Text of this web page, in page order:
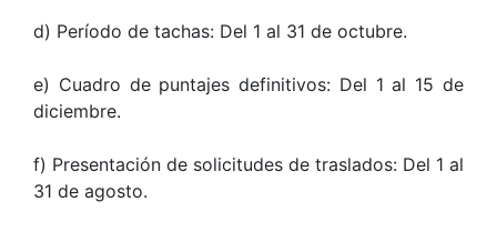
d) Período de tachas: Del 1 al 31 de octubre.
e) Cuadro de puntajes definitivos: Del 1 al 15 de
diciembre.
f) Presentación de solicitudes de traslados: Del 1 al
31 de agosto.